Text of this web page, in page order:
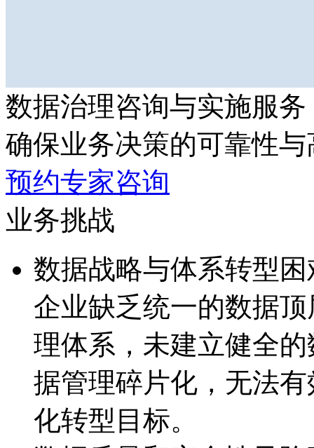
数据治理咨询与实施服务
确保业务决策的可靠性与
预约专家咨询
业务挑战
数据战略与体系转型困
企业缺乏统一的数据
理体系，未建立健全
据管理碎片化，无
化转型目标。